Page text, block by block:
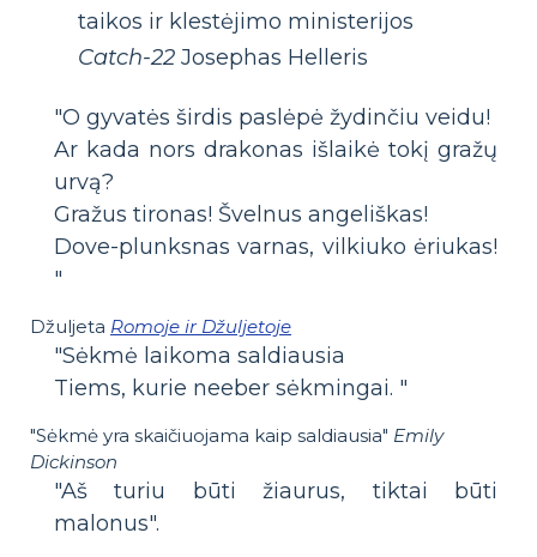
taikos ir klestėjimo ministerijos
Catch-22 Josephas Helleris
"O gyvatės širdis paslėpė žydinčiu veidu!
Ar kada nors drakonas išlaikė tokį gražų
urvą?
Gražus tironas! Švelnus angeliškas!
Dove-plunksnas varnas, vilkiuko ėriukas!
"
Džuljeta Romoje ir Džuljetoje
"Sėkmė laikoma saldiausia
Tiems, kurie neeber sėkmingai. "
"Sėkmė yra skaičiuojama kaip saldiausia" Emily
Dickinson
"Aš turiu būti žiaurus, tiktai būti
malonus".